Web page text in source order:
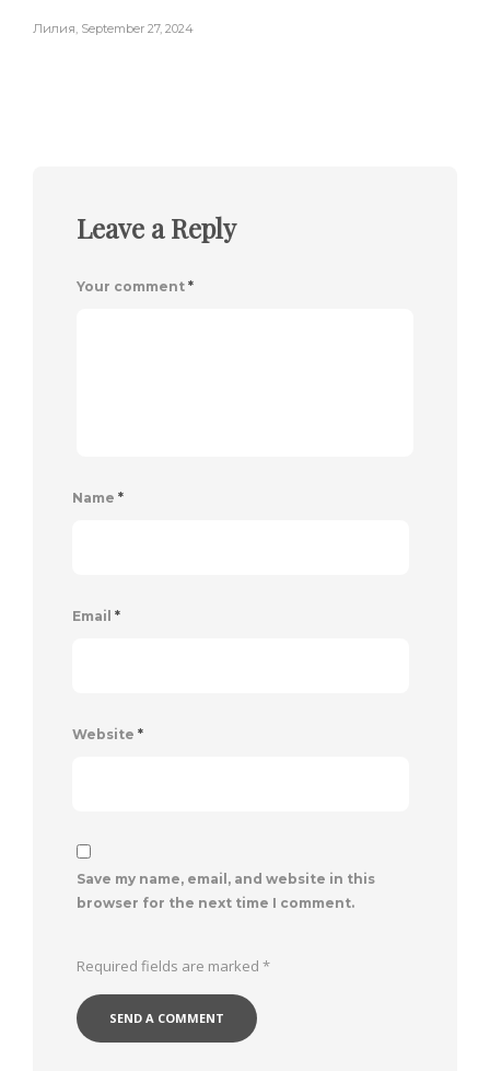
Лилия, September 27, 2024
Leave a Reply
Your comment *
Name *
Email *
Website *
Save my name, email, and website in this
browser for the next time I comment.
Required fields are marked *